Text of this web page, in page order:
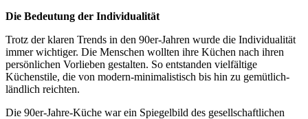
Die Bedeutung der Individualität
Trotz der klaren Trends in den 90er-Jahren wurde die Individualität
immer wichtiger. Die Menschen wollten ihre Küchen nach ihren
persönlichen Vorlieben gestalten. So entstanden vielfältige
Küchenstile, die von modern-minimalistisch bis hin zu gemütlich-
ländlich reichten.
Die 90er-Jahre-Küche war ein Spiegelbild des gesellschaftlichen